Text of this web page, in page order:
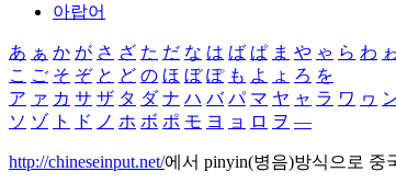
아랍어
あ ぁ か が さ ざ た だ な は ば ぱ ま や ゃ ら わ
こ ご そ ぞ と ど の ほ ぼ ぽ も よ ょ ろ を
ア ァ カ サ ザ タ ダ ナ ハ バ パ マ ヤ ャ ラ ワ ヮ
ソ ゾ ト ド ノ ホ ボ ポ モ ヨ ョ ロ ヲ ―
http://chineseinput.net/에서 pinyin(병음)방식으로 중